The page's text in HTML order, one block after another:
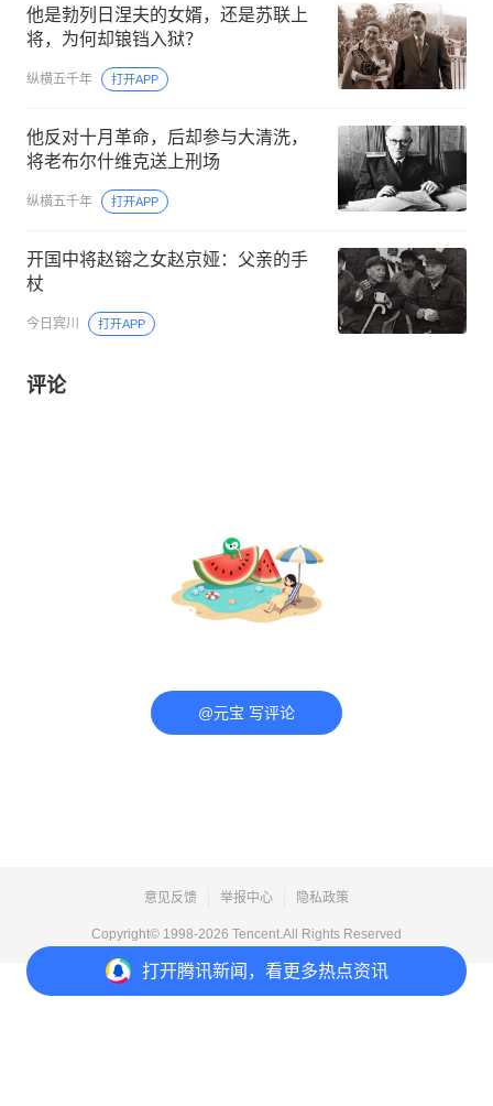
打开腾讯新闻，看更多热点资讯
他是勃列日涅夫的女婿，还是苏联上
将，为何却锒铛入狱？
纵横五千年 打开APP
他反对十月革命，后却参与大清洗，
将老布尔什维克送上刑场
纵横五千年 打开APP
开国中将赵镕之女赵京娅：父亲的手
杖
今日宾川 打开APP
评论
@元宝 写评论
意见反馈 举报中心 隐私政策
Copyright© 1998-2026 Tencent.All Rights Reserved